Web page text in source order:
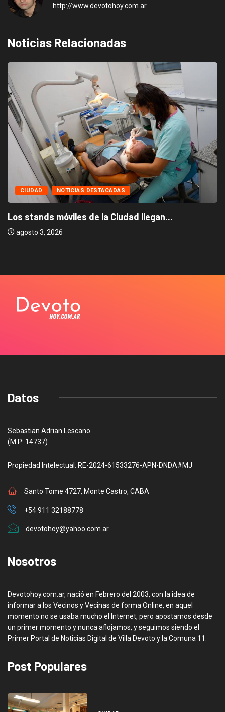
http://www.devotohoy.com.ar
Noticias Relacionadas
CIUDAD NOTICIAS DESTACADAS
Los stands móviles de la Ciudad llegan...
agosto 3, 2026
Datos
Sebastian Adrian Lescano
(M.P: 14737)
Propiedad Intelectual: RE-2024-61533276-APN-DNDA#MJ
Santo Tome 4727, Monte Castro, CABA
+54 911 32188778
devotohoy@yahoo.com.ar
Nosotros
Devotohoy.com.ar, nació en Febrero del 2003, con la idea de
informar a los Vecinos y Vecinas de forma Online, en aquel
momento no se usaba mucho el Internet, pero apostamos desde
un primer momento y nunca aflojamos, y seguimos siendo el
Primer Portal de Noticias Digital de Villa Devoto y la Comuna 11.
Post Populares